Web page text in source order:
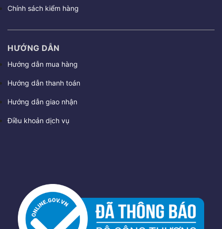
Chính sách kiểm hàng
HƯỚNG DẪN
Hướng dẫn mua hàng
Hướng dẫn thanh toán
Hướng dẫn giao nhận
Điều khoản dịch vụ